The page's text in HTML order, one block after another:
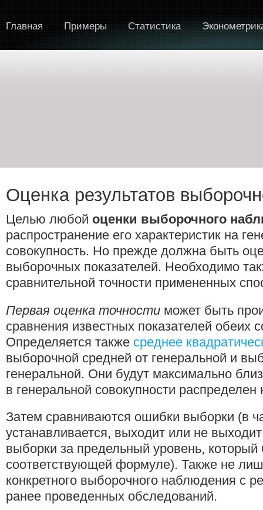
Главная Примеры Статистика
Оценка результатов
Целью любой оценки выборочного
распространение его характеристик на
совокупность. Но прежде должна быть
выборочных показателей. Необходимо
сравнительной точности примененных
Первая оценка точности может быть
сравнения известных показателей обеих
Определяется также среднее
выборочной средней от генеральной и
генеральной. Они будут максимально
в генеральной совокупности
Затем сравниваются ошибки выборки (в
устанавливается, выходит или не
выборки за предельный уровень,
соответствующей формуле). Также не
конкретного выборочного наблюдения с
ранее проведенных обследований.